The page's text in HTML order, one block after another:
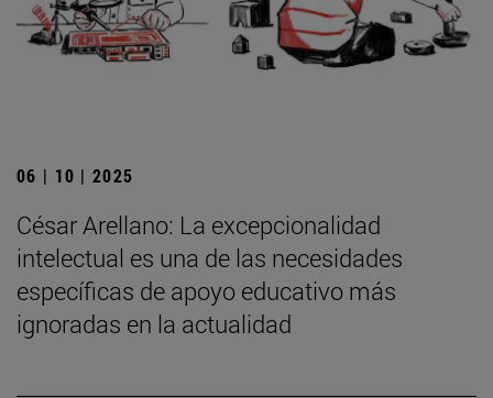
06 | 10 | 2025
César Arellano: La excepcionalidad
intelectual es una de las necesidades
específicas de apoyo educativo más
ignoradas en la actualidad